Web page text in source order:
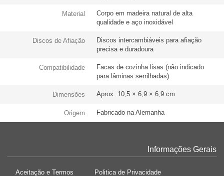
Material
Corpo em madeira natural de alta
qualidade e aço inoxidável
Discos de Afiação
Discos intercambiáveis para afiação
precisa e duradoura
Compatibilidade
Facas de cozinha lisas (não indicado
para lâminas serrilhadas)
Dimensões Aprox. 10,5 × 6,9 × 6,9 cm
Origem Fabricado na Alemanha
Informações Gerais
Aceitação e Termos Politica de Privacidade